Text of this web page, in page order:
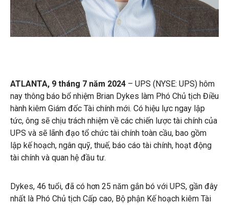
ATLANTA, 9 tháng 7 năm 2024 – UPS (NYSE: UPS) hôm
nay thông báo bổ nhiệm Brian Dykes làm Phó Chủ tịch Điều
hành kiêm Giám đốc Tài chính mới. Có hiệu lực ngay lập
tức, ông sẽ chịu trách nhiệm về các chiến lược tài chính của
UPS và sẽ lãnh đạo tổ chức tài chính toàn cầu, bao gồm
lập kế hoạch, ngân quỹ, thuế, báo cáo tài chính, hoạt động
tài chính và quan hệ đầu tư.
Dykes, 46 tuổi, đã có hơn 25 năm gắn bó với UPS, gần đây
nhất là Phó Chủ tịch Cấp cao, Bộ phận Kế hoạch kiêm Tài